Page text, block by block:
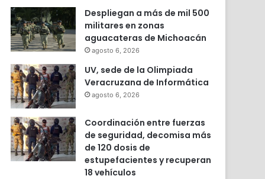
Despliegan a más de mil 500
militares en zonas
aguacateras de Michoacán
agosto 6, 2026
UV, sede de la Olimpiada
Veracruzana de Informática
agosto 6, 2026
Coordinación entre fuerzas
de seguridad, decomisa más
de 120 dosis de
estupefacientes y recuperan
18 vehículos